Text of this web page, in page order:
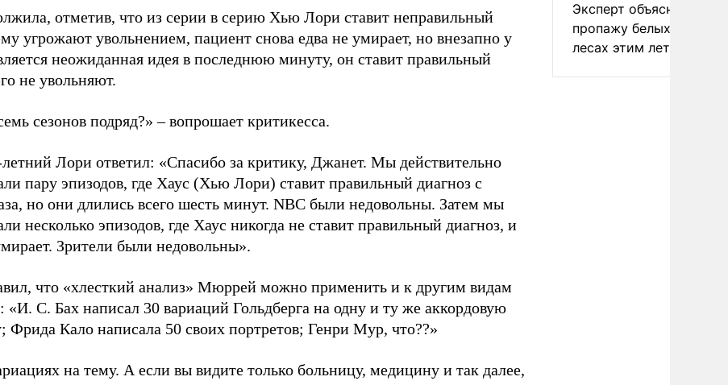
отметив, что из серии в серию Хью Лори ставит неправильный
угрожают увольнением, пациент снова едва не умирает, но внезапно у
неожиданная идея в последнюю минуту, он ставит правильный
не увольняют.
сезонов подряд?» – вопрошает критикесса.
Лори ответил: «Спасибо за критику, Джанет. Мы действительно
пару эпизодов, где Хаус (Хью Лори) ставит правильный диагноз с
но они длились всего шесть минут. NBC были недовольны. Затем мы
несколько эпизодов, где Хаус никогда не ставит правильный диагноз, и
Зрители были недовольны».
что «хлесткий анализ» Мюррей можно применить и к другим видам
«И. С. Бах написал 30 вариаций Гольдберга на одну и ту же аккордовую
Фрида Кало написала 50 своих портретов; Генри Мур, что??»
на тему. А если вы видите только больницу, медицину и так далее,
Эксперт объяснил
пропажу белых грибов
лесах этим летом